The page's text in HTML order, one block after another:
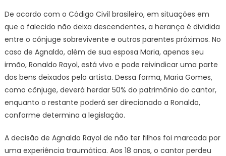
De acordo com o Código Civil brasileiro, em situações em
que o falecido não deixa descendentes, a herança é dividida
entre o cônjuge sobrevivente e outros parentes próximos. No
caso de Agnaldo, além de sua esposa Maria, apenas seu
irmão, Ronaldo Rayol, está vivo e pode reivindicar uma parte
dos bens deixados pelo artista. Dessa forma, Maria Gomes,
como cônjuge, deverá herdar 50% do patrimônio do cantor,
enquanto o restante poderá ser direcionado a Ronaldo,
conforme determina a legislação.
A decisão de Agnaldo Rayol de não ter filhos foi marcada por
uma experiência traumática. Aos 18 anos, o cantor perdeu